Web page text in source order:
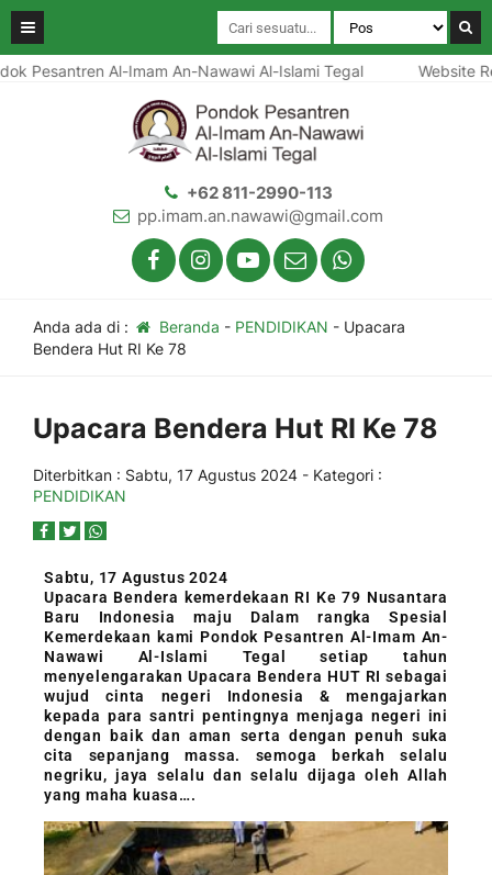
Al-Imam An-Nawawi Al-Islami Tegal Website Resmi
+62 811-2990-113
pp.imam.an.nawawi@gmail.com
Anda ada di : Beranda - PENDIDIKAN - Upacara
Bendera Hut RI Ke 78
Upacara Bendera Hut RI Ke 78
Diterbitkan : Sabtu, 17 Agustus 2024 - Kategori :
PENDIDIKAN
Sabtu, 17 Agustus 2024
Upacara Bendera kemerdekaan RI Ke 79 Nusantara
Baru Indonesia maju Dalam rangka Spesial
Kemerdekaan kami Pondok Pesantren Al-Imam An-
Nawawi Al-Islami Tegal setiap tahun
menyelengarakan Upacara Bendera HUT RI sebagai
wujud cinta negeri Indonesia & mengajarkan
kepada para santri pentingnya menjaga negeri ini
dengan baik dan aman serta dengan penuh suka
cita sepanjang massa. semoga berkah selalu
negriku, jaya selalu dan selalu dijaga oleh Allah
yang maha kuasa….